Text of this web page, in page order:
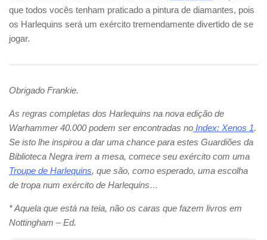
que todos vocês tenham praticado a pintura de diamantes, pois
os Harlequins será um exército tremendamente divertido de se
jogar.
Obrigado Frankie.
As regras completas dos Harlequins na nova edição de
Warhammer 40.000 podem ser encontradas no Index: Xenos 1.
Se isto lhe inspirou a dar uma chance para estes Guardiões da
Biblioteca Negra irem a mesa, comece seu exército com uma
Troupe de Harlequins, que são, como esperado, uma escolha
de tropa num exército de Harlequins…
* Aquela que está na teia, não os caras que fazem livros em
Nottingham – Ed.